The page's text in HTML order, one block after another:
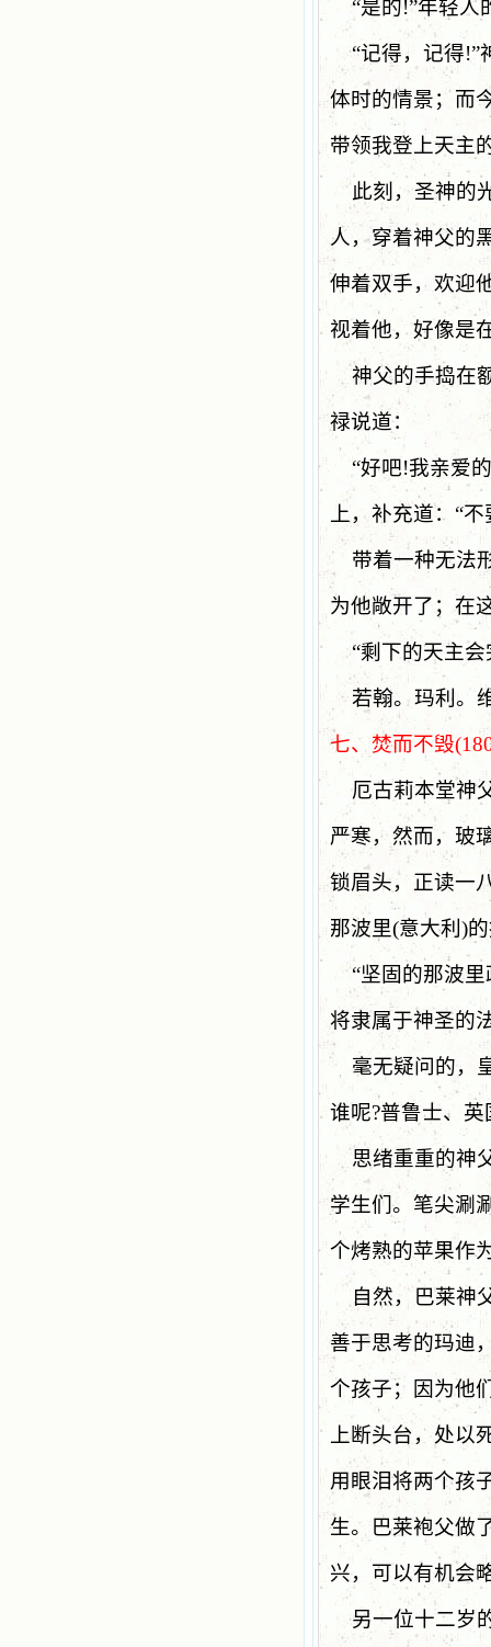
“是的!”年轻人
“记得，记得!”
体时的情景；而
带领我登上天主
此刻，圣神的
人，穿着神父的
伸着双手，欢迎
视着他，好像是
神父的手捣在
禄说道：
“好吧!我亲爱
上，补充道：“
带着一种无法
为他敞开了；在
“剩下的天主会
若翰。玛利。
七、焚而不毁
厄古莉本堂神
严寒，然而，玻
锁眉头，正读一
那波里(意大利)
“坚固的那波
将隶属于神圣的
毫无疑问的，
谁呢?普鲁士、
思绪重重的神
学生们。笔尖涮
个烤熟的苹果作
自然，巴莱神
善于思考的玛迪
个孩子；因为他
上断头台，处以
用眼泪将两个孩
生。巴莱袍父做
兴，可以有机会
另一位十二岁